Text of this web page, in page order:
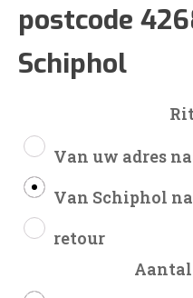
postcode
Schiphol
Van uw adres
Van Schiphol
retour